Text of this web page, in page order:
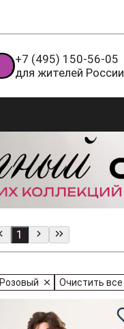
+7 (495) 150-56-05
для жителей России
1
Розовый Очистить все